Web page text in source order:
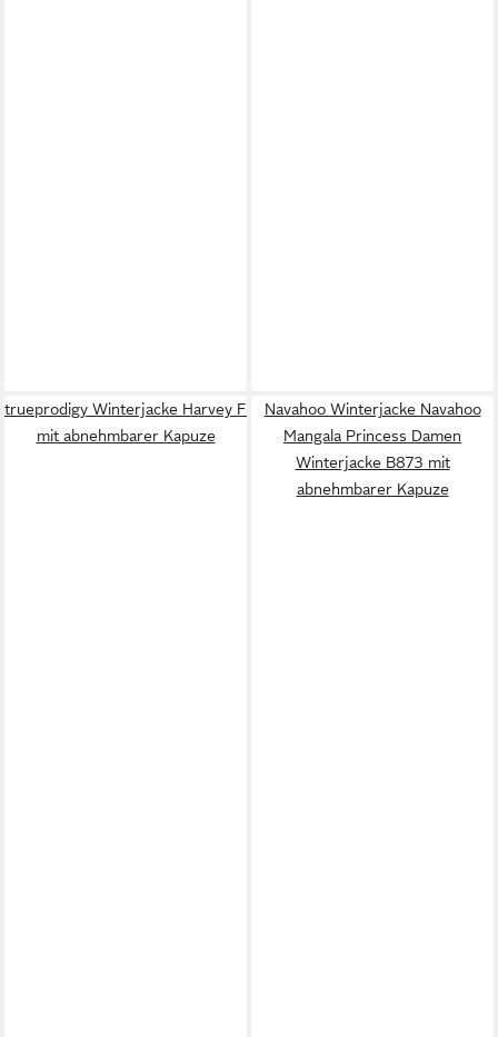
trueprodigy Winterjacke Harvey F
mit abnehmbarer Kapuze
Navahoo Winterjacke Navahoo
Mangala Princess Damen
Winterjacke B873 mit
abnehmbarer Kapuze